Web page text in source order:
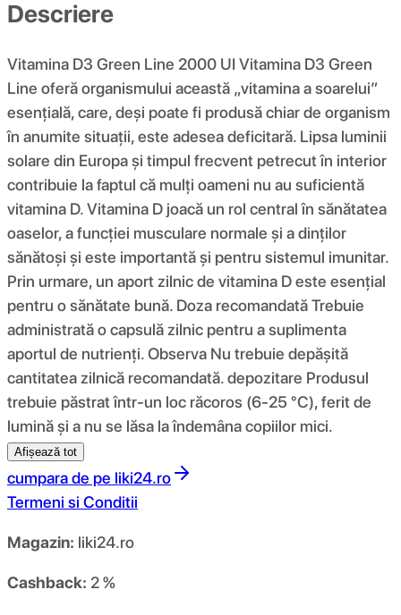
Descriere
Vitamina D3 Green Line 2000 UI Vitamina D3 Green
Line oferă organismului această „vitamina a soarelui”
esențială, care, deși poate fi produsă chiar de organism
în anumite situații, este adesea deficitară. Lipsa luminii
solare din Europa și timpul frecvent petrecut în interior
contribuie la faptul că mulți oameni nu au suficientă
vitamina D. Vitamina D joacă un rol central în sănătatea
oaselor, a funcției musculare normale și a dinților
sănătoși și este importantă și pentru sistemul imunitar.
Prin urmare, un aport zilnic de vitamina D este esențial
pentru o sănătate bună. Doza recomandată Trebuie
administrată o capsulă zilnic pentru a suplimenta
aportul de nutrienți. Observa Nu trebuie depășită
cantitatea zilnică recomandată. depozitare Produsul
trebuie păstrat într-un loc răcoros (6-25 °C), ferit de
lumină și a nu se lăsa la îndemâna copiilor mici.
Afișează tot
cumpara de pe liki24.ro
Termeni si Conditii
Magazin: liki24.ro
Cashback: 2 %